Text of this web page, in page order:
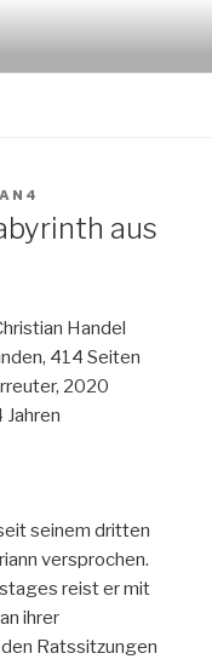
aus
Handel
414 Seiten
2020
Jahren
seinem dritten
versprochen.
reist er mit
ihrer
Ratssitzungen